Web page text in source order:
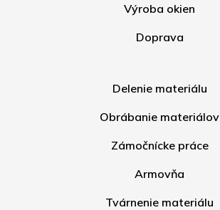
Výroba okien
Doprava
Delenie materiálu
Obrábanie materiálov
Zámočnícke práce
Armovňa
Tvárnenie materiálu